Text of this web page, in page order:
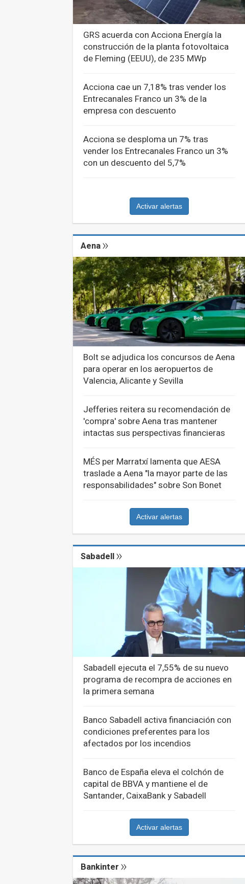
GRS acuerda con Acciona Energía la
construcción de la planta fotovoltaica
de Fleming (EEUU), de 235 MWp
Acciona cae un 7,18% tras vender los
Entrecanales Franco un 3% de la
empresa con descuento
Acciona se desploma un 7% tras
vender los Entrecanales Franco un 3%
con un descuento del 5,7%
Activar alertas
Aena
Bolt se adjudica los concursos de Aena
para operar en los aeropuertos de
Valencia, Alicante y Sevilla
Jefferies reitera su recomendación de
'compra' sobre Aena tras mantener
intactas sus perspectivas financieras
MÉS per Marratxí lamenta que AESA
traslade a Aena "la mayor parte de las
responsabilidades" sobre Son Bonet
Activar alertas
Sabadell
Sabadell ejecuta el 7,55% de su nuevo
programa de recompra de acciones en
la primera semana
Banco Sabadell activa financiación con
condiciones preferentes para los
afectados por los incendios
Banco de España eleva el colchón de
capital de BBVA y mantiene el de
Santander, CaixaBank y Sabadell
Activar alertas
Bankinter